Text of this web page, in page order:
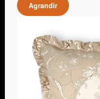
Agrandir